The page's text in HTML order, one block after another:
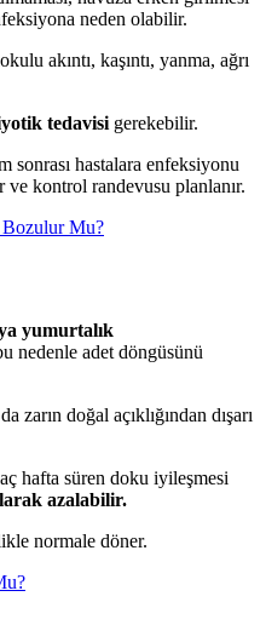
neden olabilir.
akıntı, kaşıntı, yanma, ağrı
tedavisi gerekebilir.
sonrası hastalara enfeksiyonu
kontrol randevusu planlanır.
Bozulur Mu?
yumurtalık
nedenle adet döngüsünü
zarın doğal açıklığından dışarı
hafta süren doku iyileşmesi
azalabilir.
normale döner.